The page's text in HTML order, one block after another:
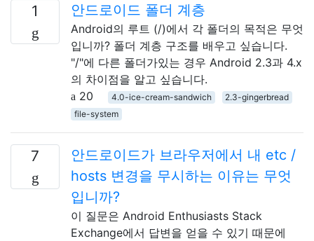
1 안드로이드 폴더 계층
Android의 루트 (/)에서 각 폴더의 목적은 무엇
입니까? 폴더 계층 구조를 배우고 싶습니다.
"/"에 다른 폴더가있는 경우 Android 2.3과 4.x
의 차이점을 알고 싶습니다.
20
4.0-ice-cream-sandwich
2.3-gingerbread
file-system
7
안드로이드가 브라우저에서 내 etc /
hosts 변경을 무시하는 이유는 무엇
입니까?
이 질문은 Android Enthusiasts Stack
Exchange에서 답변을 얻을 수 있기 때문에